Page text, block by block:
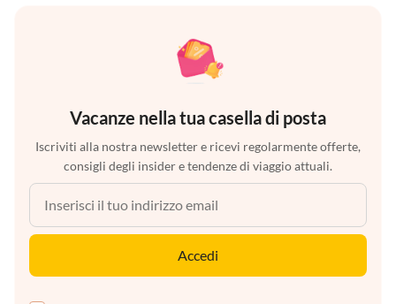
Vacanze nella tua casella di posta
Iscriviti alla nostra newsletter e ricevi regolarmente offerte,
consigli degli insider e tendenze di viaggio attuali.
Accedi